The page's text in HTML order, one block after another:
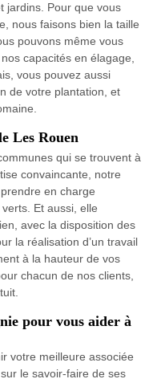
jardins. Pour que vous
nous faisons bien la taille
pouvons même vous
capacités en élagage,
vous pouvez aussi
de votre plantation, et
Les Rouen
qui se trouvent à
convaincante, notre
en charge
verts. Et aussi, elle
avec la disposition des
la réalisation d’un travail
à la hauteur de vos
chacun de nos clients,
pour vous aider à
votre meilleure associée
le savoir-faire de ses